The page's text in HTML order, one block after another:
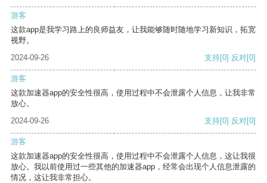
游客
这款app是我学习路上的良师益友，让我能够随时随地学习新知识，拓宽
视野。
2024-09-26
支持[0] 反对[0]
游客
这款加速器app的安全性很高，使用过程中不会泄露个人信息，让我非常
放心。
2024-09-26
支持[0] 反对[0]
游客
这款加速器app的安全性很高，使用过程中不会泄露个人信息，这让我很
放心。我以前使用过一些其他的加速器app，经常会出现个人信息泄露的
情况，这让我非常担心。